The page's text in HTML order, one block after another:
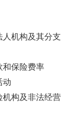
机构及其分支
保险费率
构及非法经营